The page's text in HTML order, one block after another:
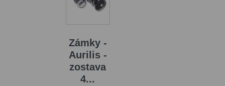
Zámky -
Aurilis -
zostava
4...